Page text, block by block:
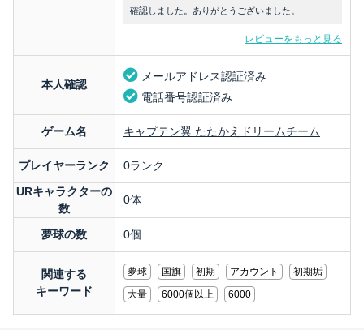
確認しました。ありがとうございました。
レビューをもっと見る
本人確認
メールアドレス認証済み
電話番号認証済み
ゲーム名 キャプテン翼 たたかえドリームチーム
プレイヤーランク
0ランク
URキャラクターの
数
0体
夢球の数 0個
関連する
キーワード
夢球 国旗 初期 アカウント
初期垢
大量
6000個以上 6000